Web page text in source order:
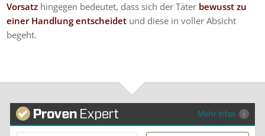
Vorsatz hingegen bedeutet, dass sich der Täter bewusst zu
einer Handlung entscheidet und diese in voller Absicht
begeht.
Mehr Infos